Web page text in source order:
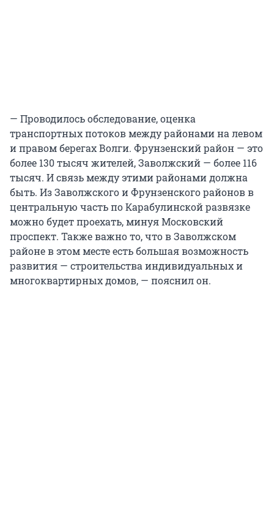
— Проводилось обследование, оценка
транспортных потоков между районами на левом
и правом берегах Волги. Фрунзенский район — это
более 130 тысяч жителей, Заволжский — более 116
тысяч. И связь между этими районами должна
быть. Из Заволжского и Фрунзенского районов в
центральную часть по Карабулинской развязке
можно будет проехать, минуя Московский
проспект. Также важно то, что в Заволжском
районе в этом месте есть большая возможность
развития — строительства индивидуальных и
многоквартирных домов, — пояснил он.